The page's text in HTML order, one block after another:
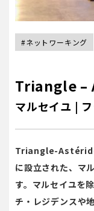
#ネットワーキング
Triangle –
マルセイユ |
Triangle-
に設立された、マ
す。マルセイユを
チ・レジデンスや